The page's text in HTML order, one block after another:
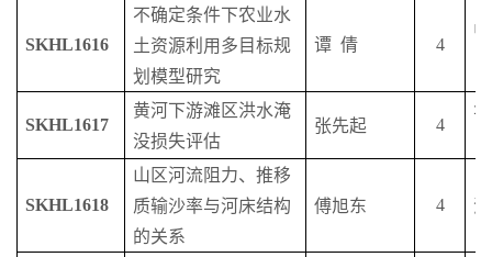
SKHL1616
不确定条件下农业水
土资源利用多目标规
划模型研究
谭 倩 4
SKHL1617
黄河下游滩区洪水淹
没损失评估
张先起 4
SKHL1618
山区河流阻力、推移
质输沙率与河床结构
的关系
傅旭东 4